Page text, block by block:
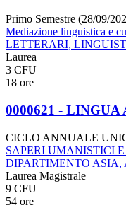
Primo Semestre (28/09/
Mediazione linguistica e
LETTERARI,
Laurea
3 CFU
18 ore
0000621 -
CICLO ANNUALE
SAPERI UMANISTICI
DIPARTIMENTO ASIA,
Laurea Magistrale
9 CFU
54 ore